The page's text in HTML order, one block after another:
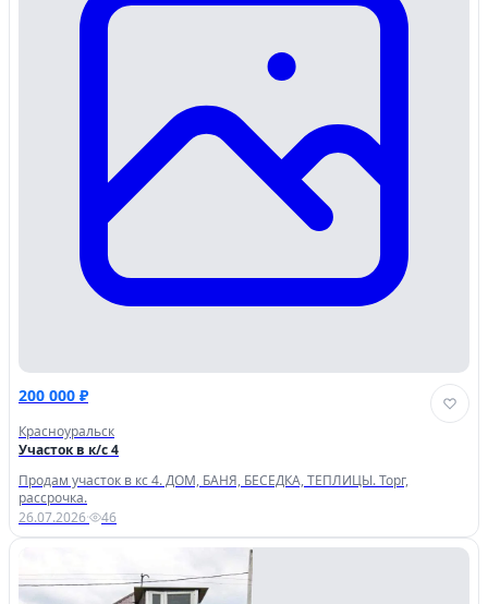
200 000 ₽
Красноуральск
Участок в к/с 4
Продам участок в кс 4. ДОМ, БАНЯ, БЕСЕДКА, ТЕПЛИЦЫ. Торг,
рассрочка.
26.07.2026· 46